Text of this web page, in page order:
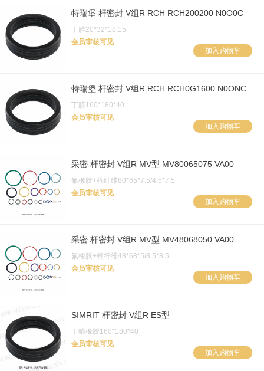
特瑞堡 杆密封 V组R RCH RCH200200 N0O0C
丁腈20*32*18.15
会员审核可见
加入购物车
特瑞堡 杆密封 V组R RCH RCH0G1600 N0ONC
丁腈160*180*40
会员审核可见
加入购物车
采密 杆密封 V组R MV型 MV80065075 VA00
氟橡胶+棉纤维80*65*7.5/4.5*7.5
会员审核可见
加入购物车
采密 杆密封 V组R MV型 MV48068050 VA00
氟橡胶+棉纤维48*68*5/8.5*8.5
会员审核可见
加入购物车
SIMRIT 杆密封 V组R ES型
丁晴橡胶160*180*40
会员审核可见
加入购物车